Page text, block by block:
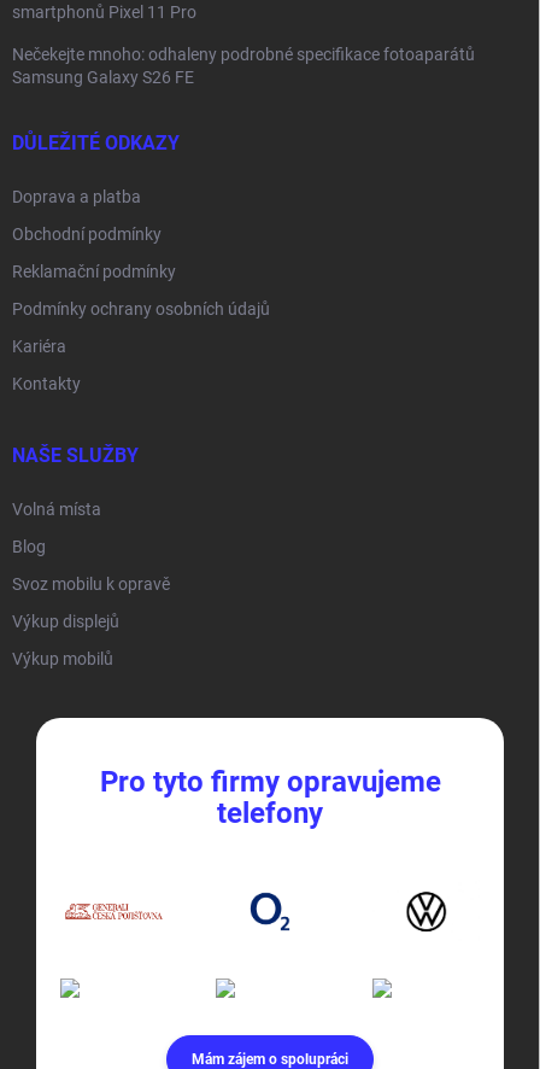
smartphonů Pixel 11 Pro
Nečekejte mnoho: odhaleny podrobné specifikace fotoaparátů
Samsung Galaxy S26 FE
DŮLEŽITÉ ODKAZY
Doprava a platba
Obchodní podmínky
Reklamační podmínky
Podmínky ochrany osobních údajů
Kariéra
Kontakty
NAŠE SLUŽBY
Volná místa
Blog
Svoz mobilu k opravě
Výkup displejů
Výkup mobilů
Pro tyto firmy opravujeme
telefony
Mám zájem o spolupráci